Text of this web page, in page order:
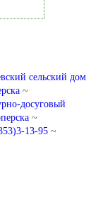
сельский дом
~
досуговый
~
13-95~